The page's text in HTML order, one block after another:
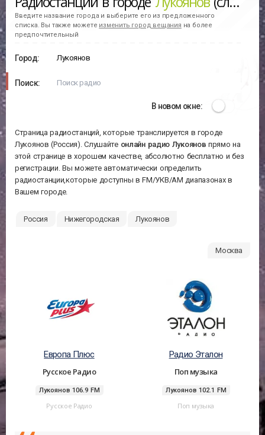
Введите название города и выберите его из предложенного
списка. Вы также можете изменить город вещания на более
предпочтительный
Город:
Поиск:
В новом окне:
Страница радиостанций, которые транслируется в городе
Лукоянов (Россия). Слушайте онлайн радио Лукояновпрямо на
этой странице в хорошем качестве, абсолютно бесплатно и без
регистрации. Вы можете автоматически определить
радиостанции,которые доступны в FM/УКВ/АМ диапазонах в
Вашем городе.
Россия Нижегородская Лукоянов
Москва
Европа Плюс
Русское Радио
Лукоянов 106.9 FM
Русское Радио
Радио Эталон
Поп музыка
Лукоянов 102.1 FM
Поп музыка